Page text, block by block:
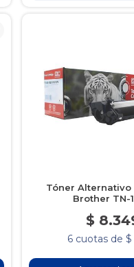
Tóner Alternativo
Brother TN-
$
6 cuotas de $